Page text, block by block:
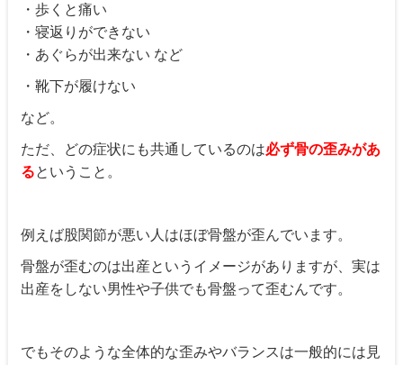
・歩くと痛い
・寝返りができない
・あぐらが出来ない など
・靴下が履けない
など。
ただ、どの症状にも共通しているのは必ず骨の歪みがあ
るということ。
例えば股関節が悪い人はほぼ骨盤が歪んでいます。
骨盤が歪むのは出産というイメージがありますが、実は
出産をしない男性や子供でも骨盤って歪むんです。
でもそのような全体的な歪みやバランスは一般的には見